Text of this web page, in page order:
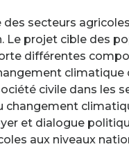
des secteurs
Le projet cible des
différentes
civile dans les
changement
et dialogue
aux niveaux